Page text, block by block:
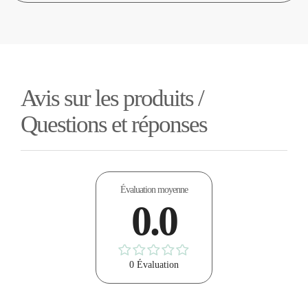
Avis sur les produits /
Questions et réponses
Évaluation moyenne
0.0
0 Évaluation